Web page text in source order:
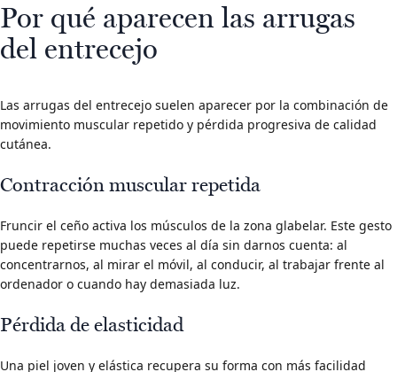
Por qué aparecen las arrugas
del entrecejo
Las arrugas del entrecejo suelen aparecer por la combinación de
movimiento muscular repetido y pérdida progresiva de calidad
cutánea.
Contracción muscular repetida
Fruncir el ceño activa los músculos de la zona glabelar. Este gesto
puede repetirse muchas veces al día sin darnos cuenta: al
concentrarnos, al mirar el móvil, al conducir, al trabajar frente al
ordenador o cuando hay demasiada luz.
Pérdida de elasticidad
Una piel joven y elástica recupera su forma con más facilidad